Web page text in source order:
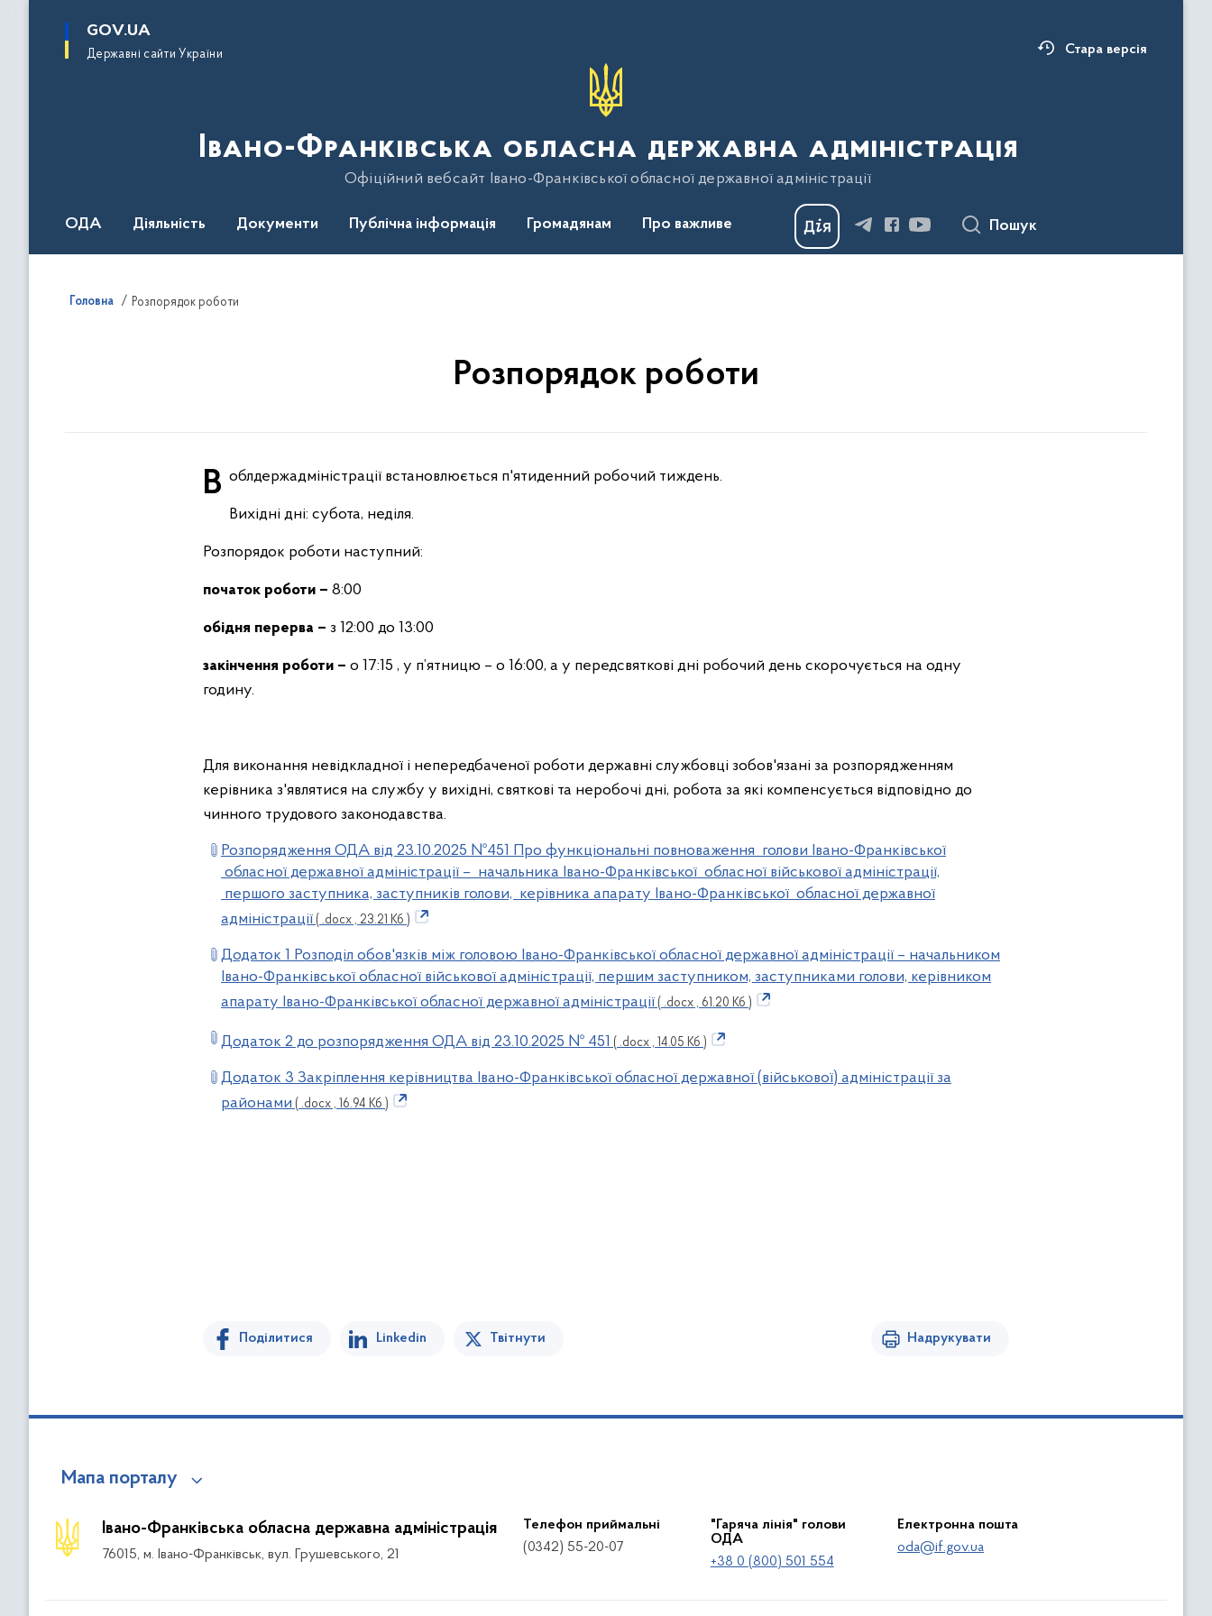
основного
GOV.UA
Державні сайти України Стара версія
Івано-Франківська обласна державна адміністрація
Офіційний вебсайт Івано-Франківської обласної державної адміністрації
ОДА Діяльність Документи Публічна інформація Громадянам Про важливе Пошук
Головна Розпорядок роботи
Розпорядок роботи
В облдержадміністрації встановлюється п'ятиденний робочий тиждень.
Вихідні дні: субота, неділя.
Розпорядок роботи наступний:
початок роботи – 8:00
обідня перерва – з 12:00 до 13:00
закінчення роботи – о 17:15 , у п’ятницю – о 16:00, а у передсвяткові дні робочий день скорочується на одну
годину.
Для виконання невідкладної і непередбаченої роботи державні службовці зобов'язані за розпорядженням
керівника з'являтися на службу у вихідні, святкові та неробочі дні, робота за які компенсується відповідно до
чинного трудового законодавства.
Розпорядження ОДА від 23.10.2025 №451 Про функціональні повноваження голови Івано-Франківської
обласної державної адміністрації – начальника Івано-Франківської обласної військової адміністрації,
першого заступника, заступників голови, керівника апарату Івано-Франківської обласної державної
адміністрації ( .docx , 23.21 Кб )
Додаток 1 Розподіл обов'язків між головою Івано-Франківської обласної державної адміністрації – начальником
Івано-Франківської обласної військової адміністрації, першим заступником, заступниками голови, керівником
апарату Івано-Франківської обласної державної адміністрації ( .docx , 61.20 Кб )
Додаток 2 до розпорядження ОДА від 23.10.2025 № 451 ( .docx , 14.05 Кб )
Додаток 3 Закріплення керівництва Івано-Франківської обласної державної (військової) адміністрації за
районами ( .docx , 16.94 Кб )
Поділитися Linkedin Твітнути Надрукувати
Мапа порталу
Івано-Франківська обласна державна адміністрація
76015, м. Івано-Франківськ, вул. Грушевського, 21
Телефон приймальні
(0342) 55-20-07
"Гаряча лінія" голови
ОДА
+38 0 (800) 501 554
Електронна пошта
oda@if.gov.ua